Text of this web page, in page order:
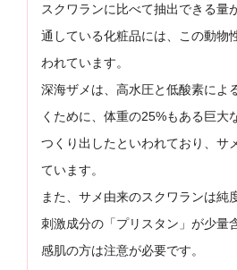
スクワランに比べて抽出できる量
通している化粧品には、この動物
われています。
深海ザメは、高水圧と低酸素によ
くために、体重の25%もある巨大
つくり出したといわれており、サ
ています。
また、サメ由来のスクワランは純
刺激成分の「プリスタン」が少量
感肌の方は注意が必要です。